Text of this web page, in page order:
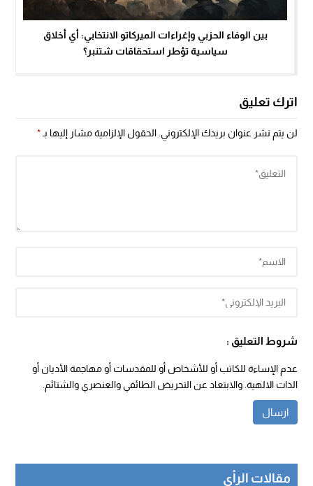
بين الوفاء الحزبي وإغراءات الميركاتو الانتخابي: أي أخلاق
سياسية تؤطر استحقاقات شتنبر؟
اترك تعليق
لن يتم نشر عنوان بريدك الإلكتروني. الحقول الإلزامية مشار إليها بـ*
شروط التعليق :
عدم الإساءة للكاتب أو للأشخاص أو للمقدسات أو مهاجمة الأديان أو
الذات الالهية. والابتعاد عن التحريض الطائفي والعنصري والشتائم.
مقالات الرأي